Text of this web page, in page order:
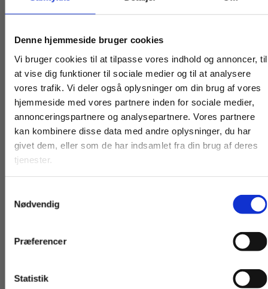
Denne hjemmeside bruger cookies
Vi bruger cookies til at tilpasse vores indhold og annoncer, til
at vise dig funktioner til sociale medier og til at analysere
vores trafik. Vi deler også oplysninger om din brug af vores
hjemmeside med vores partnere inden for sociale medier,
annonceringspartnere og analysepartnere. Vores partnere
kan kombinere disse data med andre oplysninger, du har
givet dem, eller som de har indsamlet fra din brug af deres
tjenester.
Nødvendig
Præferencer
Statistik
Titler i serien
Flergangsbog
Ludvig Holberg
Flergangsbog
traditioner: Havet
Køb læremidler og find masterclasses mm.
Fortsæt som:
For privatkunder og
studerende. Du får
vist priser inkl.
For institutioner og
virksomheder. Du
får vist priser ekskl.